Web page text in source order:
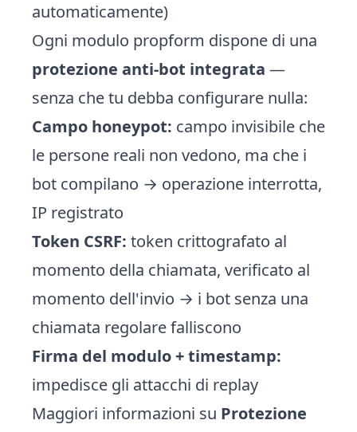
automaticamente)
Ogni modulo propform dispone di una
protezione anti-bot integrata —
senza che tu debba configurare nulla:
Campo honeypot: campo invisibile che
le persone reali non vedono, ma che i
bot compilano → operazione interrotta,
IP registrato
Token CSRF: token crittografato al
momento della chiamata, verificato al
momento dell'invio → i bot senza una
chiamata regolare falliscono
Firma del modulo + timestamp:
impedisce gli attacchi di replay
Maggiori informazioni su Protezione